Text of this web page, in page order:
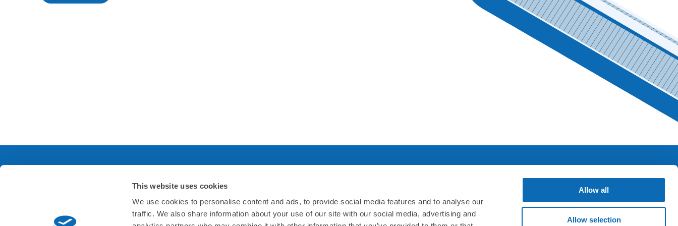
This website uses cookies
We use cookies to personalise content and ads, to provide social media features and to analyse our
traffic. We also share information about your use of our site with our social media, advertising and
Allow all
Allow selection
よくあるご質問
会社について
会社ホームページ
規約について
利用規約
SNS & アプリ